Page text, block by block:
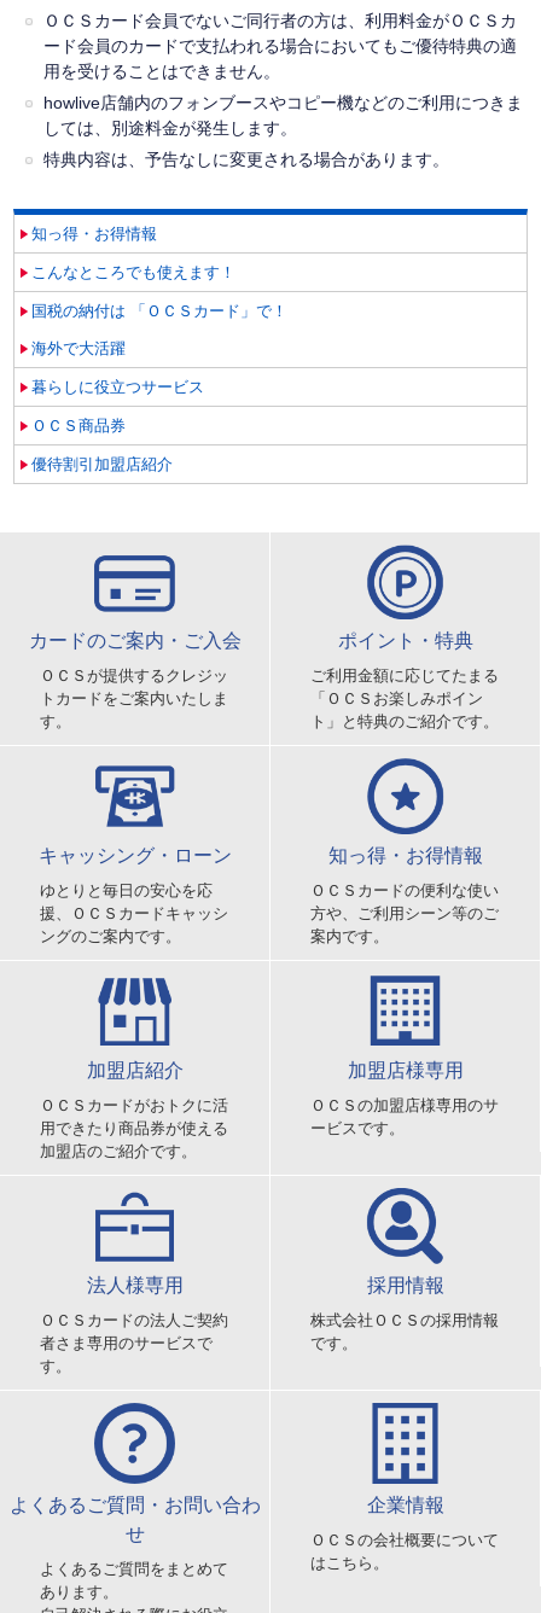
ＯＣＳカード会員でないご同行者の方は、利用料金がＯＣＳカ
ード会員のカードで支払われる場合においてもご優待特典の適
用を受けることはできません。
howlive店舗内のフォンブースやコピー機などのご利用につきま
しては、別途料金が発生します。
特典内容は、予告なしに変更される場合があります。
知っ得・お得情報
こんなところでも使えます！
国税の納付は 「ＯＣＳカード」で！
海外で大活躍
暮らしに役立つサービス
ＯＣＳ商品券
優待割引加盟店紹介
カードのご案内・ご入会
ＯＣＳが提供するクレジッ
トカードをご案内いたしま
す。
ポイント・特典
ご利用金額に応じてたまる
「ＯＣＳお楽しみポイン
ト」と特典のご紹介です。
キャッシング・ローン
ゆとりと毎日の安心を応
援、ＯＣＳカードキャッシ
ングのご案内です。
知っ得・お得情報
ＯＣＳカードの便利な使い
方や、ご利用シーン等のご
案内です。
加盟店紹介
ＯＣＳカードがおトクに活
用できたり商品券が使える
加盟店のご紹介です。
加盟店様専用
ＯＣＳの加盟店様専用のサ
ービスです。
法人様専用
ＯＣＳカードの法人ご契約
者さま専用のサービスで
す。
採用情報
株式会社ＯＣＳの採用情報
です。
よくあるご質問・お問い合わ
せ
よくあるご質問をまとめて
あります。
企業情報
ＯＣＳの会社概要について
はこちら。